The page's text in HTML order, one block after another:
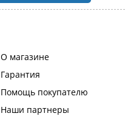
О магазине
Гарантия
Помощь покупателю
Наши партнеры